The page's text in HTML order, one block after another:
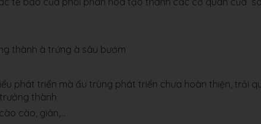
thành à trứng à sâu bướm
phát triển mà ấu trùng phát triển chưa hoàn thiện, trải
thành
cào, gián,…